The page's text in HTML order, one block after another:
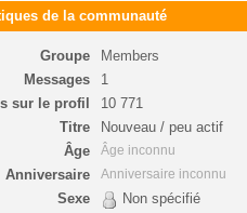
de la communauté
Groupe
Members
Messages
1
sur le profil
10 771
Titre
Nouveau / peu actif
Âge
Âge inconnu
Anniversaire Anniversaire inconnu
Sexe Non spécifié